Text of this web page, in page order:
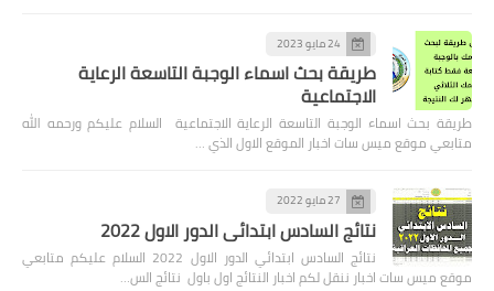
24 مايو 2023
طريقة بحث اسماء الوجبة التاسعة الرعاية
الاجتماعية
طريقة بحث اسماء الوجبة التاسعة الرعاية الاجتماعية السلام عليكم ورحمه الله
متابعي موقع ميس سات اخبار الموقع الاول الذي …
27 مايو 2022
نتائج السادس ابتدائي الدور الاول 2022
نتائج السادس ابتدائي الدور الاول 2022 السلام عليكم متابعي
موقع ميس سات اخبار ننقل لكم اخبار النتائج اول باول نتائج الس…